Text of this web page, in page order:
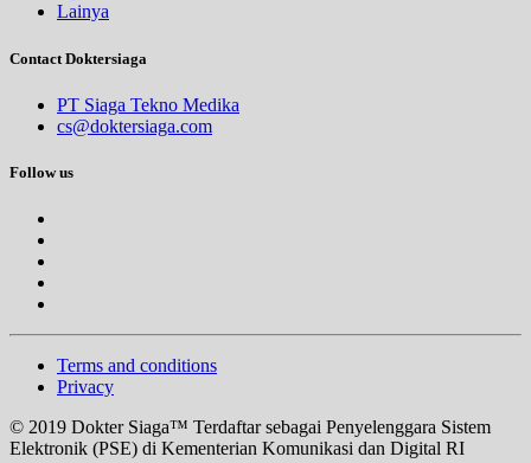
Lainya
Contact Doktersiaga
PT Siaga Tekno Medika
cs@doktersiaga.com
Follow us
Terms and conditions
Privacy
© 2019 Dokter Siaga™ Terdaftar sebagai Penyelenggara Sistem
Elektronik (PSE) di Kementerian Komunikasi dan Digital RI